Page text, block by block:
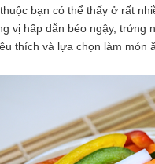
bạn có thể thấy ở rất
vị hấp dẫn béo ngậy, trứng
thích và lựa chọn làm món